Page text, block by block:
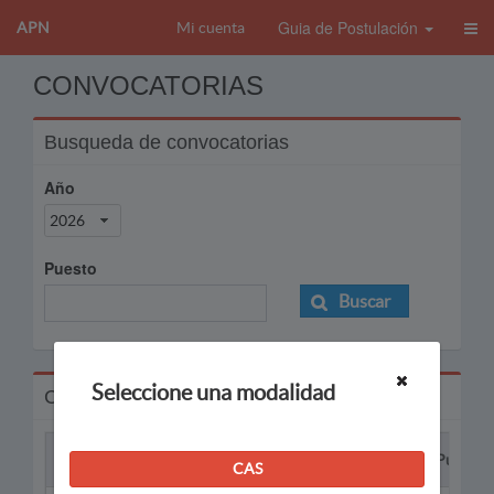
APN Mi cuenta Guia de Postulación
CONVOCATORIAS
Busqueda de convocatorias
Año
2026
Puesto
Buscar
Convocatorias
Puesto
Seleccione una modalidad
CAS